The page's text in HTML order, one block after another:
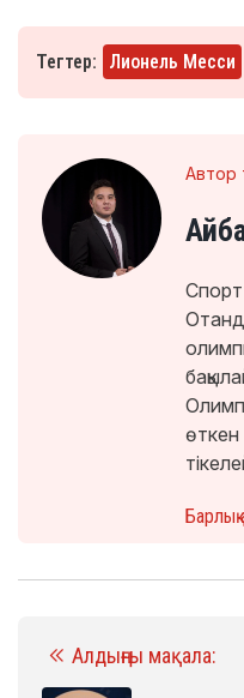
Тегтер: Лионель Месси
Автор
Барлық
Алдыңғы мақала: